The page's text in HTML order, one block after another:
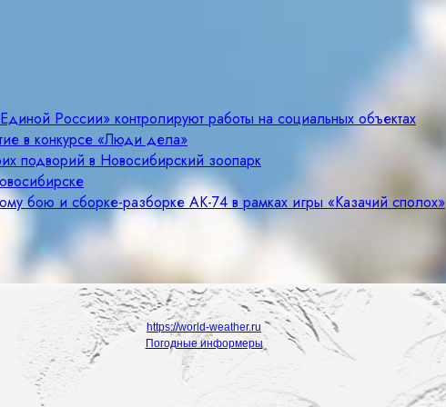
России» контролируют работы на социальных объектах
в конкурсе «Люди дела»
подворий в Новосибирский зоопарк
бою и сборке-разборке АК-74 в рамках игры «Казачий сполох»
https://world-weather.ru
Погодные информеры